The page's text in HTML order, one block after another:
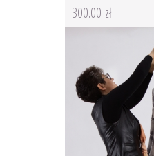
300.00 zł